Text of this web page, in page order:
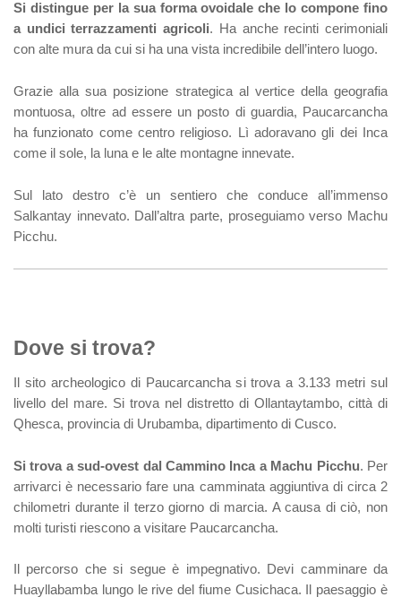
Si distingue per la sua forma ovoidale che lo compone fino
a undici terrazzamenti agricoli. Ha anche recinti cerimoniali
con alte mura da cui si ha una vista incredibile dell’intero luogo.
Grazie alla sua posizione strategica al vertice della geografia
montuosa, oltre ad essere un posto di guardia, Paucarcancha
ha funzionato come centro religioso. Lì adoravano gli dei Inca
come il sole, la luna e le alte montagne innevate.
Sul lato destro c’è un sentiero che conduce all’immenso
Salkantay innevato. Dall’altra parte, proseguiamo verso Machu
Picchu.
Dove si trova?
Il sito archeologico di Paucarcancha si trova a 3.133 metri sul
livello del mare. Si trova nel distretto di Ollantaytambo, città di
Qhesca, provincia di Urubamba, dipartimento di Cusco.
Si trova a sud-ovest dal Cammino Inca a Machu Picchu. Per
arrivarci è necessario fare una camminata aggiuntiva di circa 2
chilometri durante il terzo giorno di marcia. A causa di ciò, non
molti turisti riescono a visitare Paucarcancha.
Il percorso che si segue è impegnativo. Devi camminare da
Huayllabamba lungo le rive del fiume Cusichaca. Il paesaggio è